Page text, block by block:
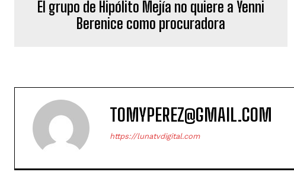
El grupo de Hipólito Mejía no quiere a Yenni
Berenice como procuradora
TOMYPEREZ@GMAIL.COM
https://lunatvdigital.com